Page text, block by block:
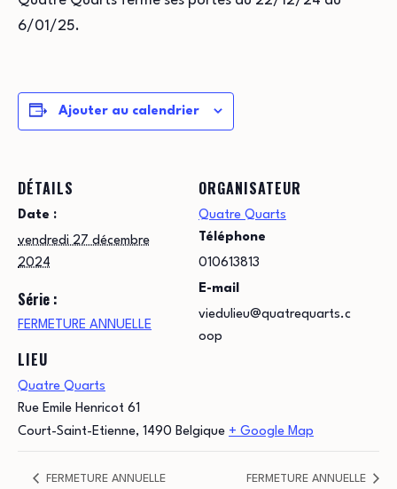
6/01/25.
Ajouter au calendrier
DÉTAILS
Date :
vendredi 27 décembre
2024
Série :
FERMETURE ANNUELLE
LIEU
Quatre Quarts
Rue Emile Henricot 61
Court-Saint-Etienne, 1490 Belgique + Google Map
ORGANISATEUR
Quatre Quarts
Téléphone
010613813
E-mail
viedulieu@quatrequarts.c
oop
FERMETURE ANNUELLE FERMETURE ANNUELLE